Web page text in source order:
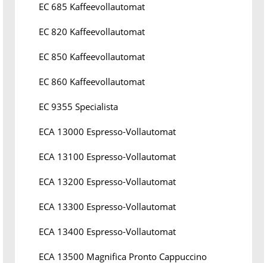
EC 685 Kaffeevollautomat
EC 820 Kaffeevollautomat
EC 850 Kaffeevollautomat
EC 860 Kaffeevollautomat
EC 9355 Specialista
ECA 13000 Espresso-Vollautomat
ECA 13100 Espresso-Vollautomat
ECA 13200 Espresso-Vollautomat
ECA 13300 Espresso-Vollautomat
ECA 13400 Espresso-Vollautomat
ECA 13500 Magnifica Pronto Cappuccino